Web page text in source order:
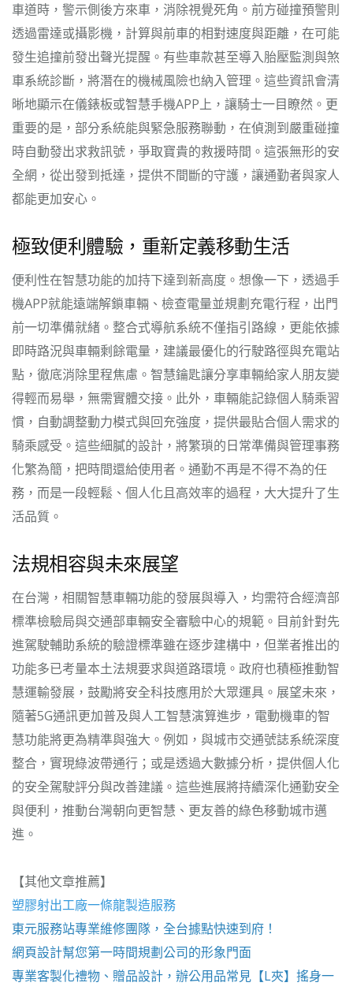
車道時，警示側後方來車，消除視覺死角。前方碰撞預警則
透過雷達或攝影機，計算與前車的相對速度與距離，在可能
發生追撞前發出聲光提醒。有些車款甚至導入胎壓監測與煞
車系統診斷，將潛在的機械風險也納入管理。這些資訊會清
晰地顯示在儀錶板或智慧手機APP上，讓騎士一目瞭然。更
重要的是，部分系統能與緊急服務聯動，在偵測到嚴重碰撞
時自動發出求救訊號，爭取寶貴的救援時間。這張無形的安
全網，從出發到抵達，提供不間斷的守護，讓通勤者與家人
都能更加安心。
極致便利體驗，重新定義移動生活
便利性在智慧功能的加持下達到新高度。想像一下，透過手
機APP就能遠端解鎖車輛、檢查電量並規劃充電行程，出門
前一切準備就緒。整合式導航系統不僅指引路線，更能依據
即時路況與車輛剩餘電量，建議最優化的行駛路徑與充電站
點，徹底消除里程焦慮。智慧鑰匙讓分享車輛給家人朋友變
得輕而易舉，無需實體交接。此外，車輛能記錄個人騎乘習
慣，自動調整動力模式與回充強度，提供最貼合個人需求的
騎乘感受。這些細膩的設計，將繁瑣的日常準備與管理事務
化繁為簡，把時間還給使用者。通勤不再是不得不為的任
務，而是一段輕鬆、個人化且高效率的過程，大大提升了生
活品質。
法規相容與未來展望
在台灣，相關智慧車輛功能的發展與導入，均需符合經濟部
標準檢驗局與交通部車輛安全審驗中心的規範。目前針對先
進駕駛輔助系統的驗證標準雖在逐步建構中，但業者推出的
功能多已考量本土法規要求與道路環境。政府也積極推動智
慧運輸發展，鼓勵將安全科技應用於大眾運具。展望未來，
隨著5G通訊更加普及與人工智慧演算進步，電動機車的智
慧功能將更為精準與強大。例如，與城市交通號誌系統深度
整合，實現綠波帶通行；或是透過大數據分析，提供個人化
的安全駕駛評分與改善建議。這些進展將持續深化通勤安全
與便利，推動台灣朝向更智慧、更友善的綠色移動城市邁
進。
【其他文章推薦】
塑膠射出工廠一條龍製造服務
東元服務站專業維修團隊，全台據點快速到府！
網頁設計幫您第一時間規劃公司的形象門面
專業客製化禮物、贈品設計，辦公用品常見【L夾】搖身一